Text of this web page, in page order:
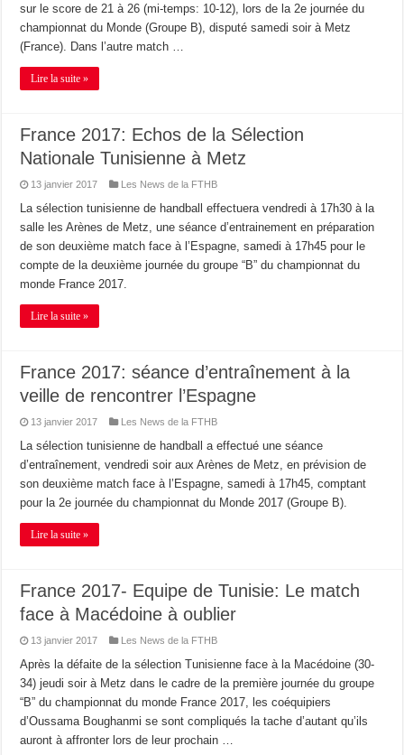
sur le score de 21 à 26 (mi-temps: 10-12), lors de la 2e journée du
championnat du Monde (Groupe B), disputé samedi soir à Metz
(France). Dans l’autre match …
Lire la suite »
France 2017: Echos de la Sélection
Nationale Tunisienne à Metz
13 janvier 2017 Les News de la FTHB
La sélection tunisienne de handball effectuera vendredi à 17h30 à la
salle les Arènes de Metz, une séance d’entrainement en préparation
de son deuxième match face à l’Espagne, samedi à 17h45 pour le
compte de la deuxième journée du groupe “B” du championnat du
monde France 2017.
Lire la suite »
France 2017: séance d’entraînement à la
veille de rencontrer l’Espagne
13 janvier 2017 Les News de la FTHB
La sélection tunisienne de handball a effectué une séance
d’entraînement, vendredi soir aux Arènes de Metz, en prévision de
son deuxième match face à l’Espagne, samedi à 17h45, comptant
pour la 2e journée du championnat du Monde 2017 (Groupe B).
Lire la suite »
France 2017- Equipe de Tunisie: Le match
face à Macédoine à oublier
13 janvier 2017 Les News de la FTHB
Après la défaite de la sélection Tunisienne face à la Macédoine (30-
34) jeudi soir à Metz dans le cadre de la première journée du groupe
“B” du championnat du monde France 2017, les coéquipiers
d’Oussama Boughanmi se sont compliqués la tache d’autant qu’ils
auront à affronter lors de leur prochain …